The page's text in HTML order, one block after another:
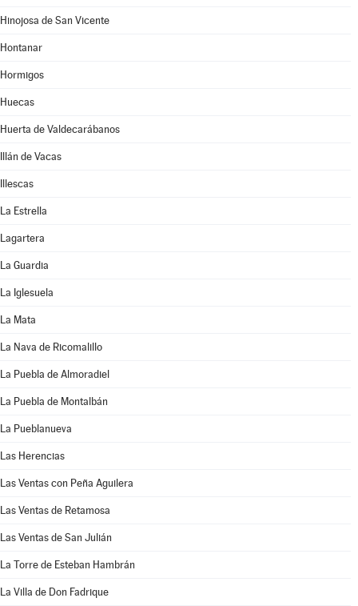
Hinojosa de San Vicente
Hontanar
Hormigos
Huecas
Huerta de Valdecarábanos
Illán de Vacas
Illescas
La Estrella
Lagartera
La Guardia
La Iglesuela
La Mata
La Nava de Ricomalillo
La Puebla de Almoradiel
La Puebla de Montalbán
La Pueblanueva
Las Herencias
Las Ventas con Peña Aguilera
Las Ventas de Retamosa
Las Ventas de San Julián
La Torre de Esteban Hambrán
La Villa de Don Fadrique